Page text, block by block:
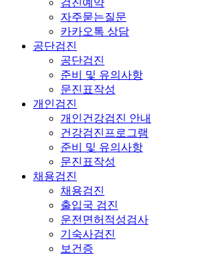
자주묻는질문
카카오톡 상담
공단검진
공단검진
준비 및 유의사항
문진표작성
개인검진
개인건강검진 안내
건강검진프로그램
준비 및 유의사항
문진표작성
채용검진
채용검진
출입국 검진
운전면허적성검사
기숙사검진
보건증